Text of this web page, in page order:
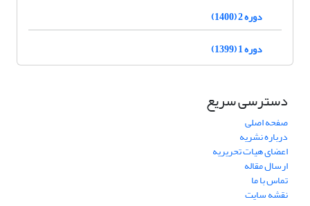
دوره 2 (1400)
دوره 1 (1399)
دسترسی سریع
صفحه اصلی
درباره نشریه
اعضای هیات تحریریه
ارسال مقاله
تماس با ما
نقشه سایت